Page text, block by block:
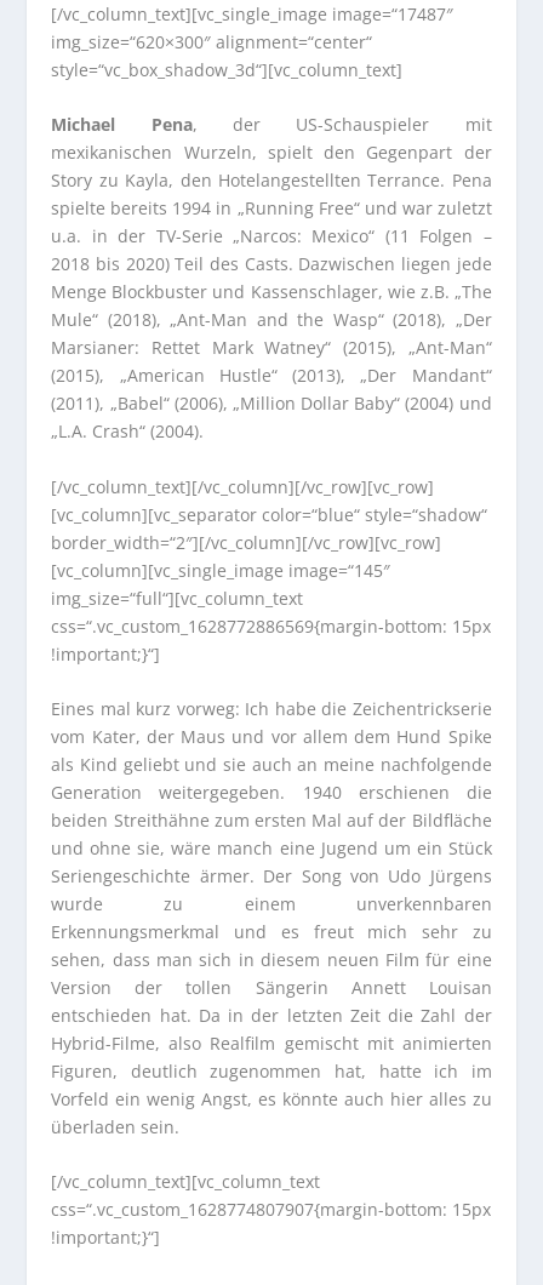
[/vc_column_text][vc_single_image image=“17487″
img_size=“620×300″ alignment=“center“
style=“vc_box_shadow_3d“][vc_column_text]
Michael Pena, der US-Schauspieler mit
mexikanischen Wurzeln, spielt den Gegenpart der
Story zu Kayla, den Hotelangestellten Terrance. Pena
spielte bereits 1994 in „Running Free“ und war zuletzt
u.a. in der TV-Serie „Narcos: Mexico“ (11 Folgen –
2018 bis 2020) Teil des Casts. Dazwischen liegen jede
Menge Blockbuster und Kassenschlager, wie z.B. „The
Mule“ (2018), „Ant-Man and the Wasp“ (2018), „Der
Marsianer: Rettet Mark Watney“ (2015), „Ant-Man“
(2015), „American Hustle“ (2013), „Der Mandant“
(2011), „Babel“ (2006), „Million Dollar Baby“ (2004) und
„L.A. Crash“ (2004).
[/vc_column_text][/vc_column][/vc_row][vc_row]
[vc_column][vc_separator color=“blue“ style=“shadow“
border_width=“2″][/vc_column][/vc_row][vc_row]
[vc_column][vc_single_image image=“145″
img_size=“full“][vc_column_text
css=“.vc_custom_1628772886569{margin-bottom: 15px
!important;}“]
Eines mal kurz vorweg: Ich habe die Zeichentrickserie
vom Kater, der Maus und vor allem dem Hund Spike
als Kind geliebt und sie auch an meine nachfolgende
Generation weitergegeben. 1940 erschienen die
beiden Streithähne zum ersten Mal auf der Bildfläche
und ohne sie, wäre manch eine Jugend um ein Stück
Seriengeschichte ärmer. Der Song von Udo Jürgens
wurde zu einem unverkennbaren
Erkennungsmerkmal und es freut mich sehr zu
sehen, dass man sich in diesem neuen Film für eine
Version der tollen Sängerin Annett Louisan
entschieden hat. Da in der letzten Zeit die Zahl der
Hybrid-Filme, also Realfilm gemischt mit animierten
Figuren, deutlich zugenommen hat, hatte ich im
Vorfeld ein wenig Angst, es könnte auch hier alles zu
überladen sein.
[/vc_column_text][vc_column_text
css=“.vc_custom_1628774807907{margin-bottom: 15px
!important;}“]